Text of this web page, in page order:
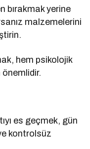
bırakmak yerine
malzemelerini
hem psikolojik
önemlidir.
es geçmek, gün
kontrolsüz